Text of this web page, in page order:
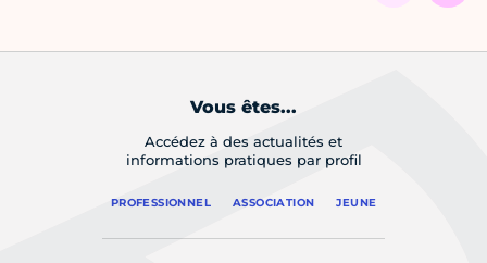
Vous êtes...
Accédez à des actualités et
informations pratiques par profil
PROFESSIONNEL ASSOCIATION JEUNE